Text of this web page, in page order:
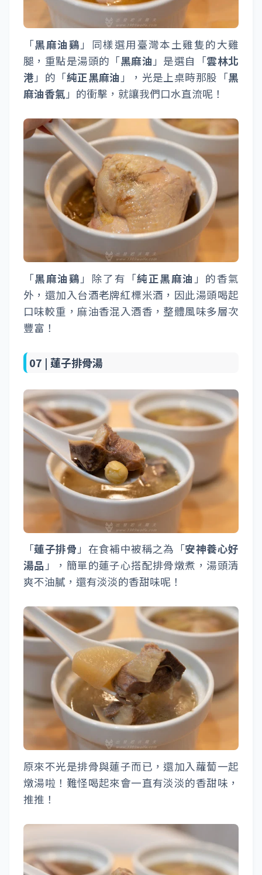
「黑麻油鷄」同樣選用臺灣本土雞隻的大雞
腿，重點是湯頭的「黑麻油」是選自「雲林北
港」的「純正黑麻油」，光是上桌時那股「黑
麻油香氣」的衝擊，就讓我們口水直流呢！
「黑麻油鷄 」除了有「純正黑麻油 」的香氣
外，還加入台酒老牌紅標米酒，因此湯頭喝起
口味較重，麻油香混入酒香，整體風味多層次
豐富！
07 | 蓮子排骨湯
「蓮子排骨」在食補中被稱之為「安神養心好
湯品」，簡單的蓮子心搭配排骨燉煮，湯頭清
爽不油膩，還有淡淡的香甜味呢！
原來不光是排骨與蓮子而已，還加入蘿蔔一起
燉湯啦！難怪喝起來會一直有淡淡的香甜味，
推推！